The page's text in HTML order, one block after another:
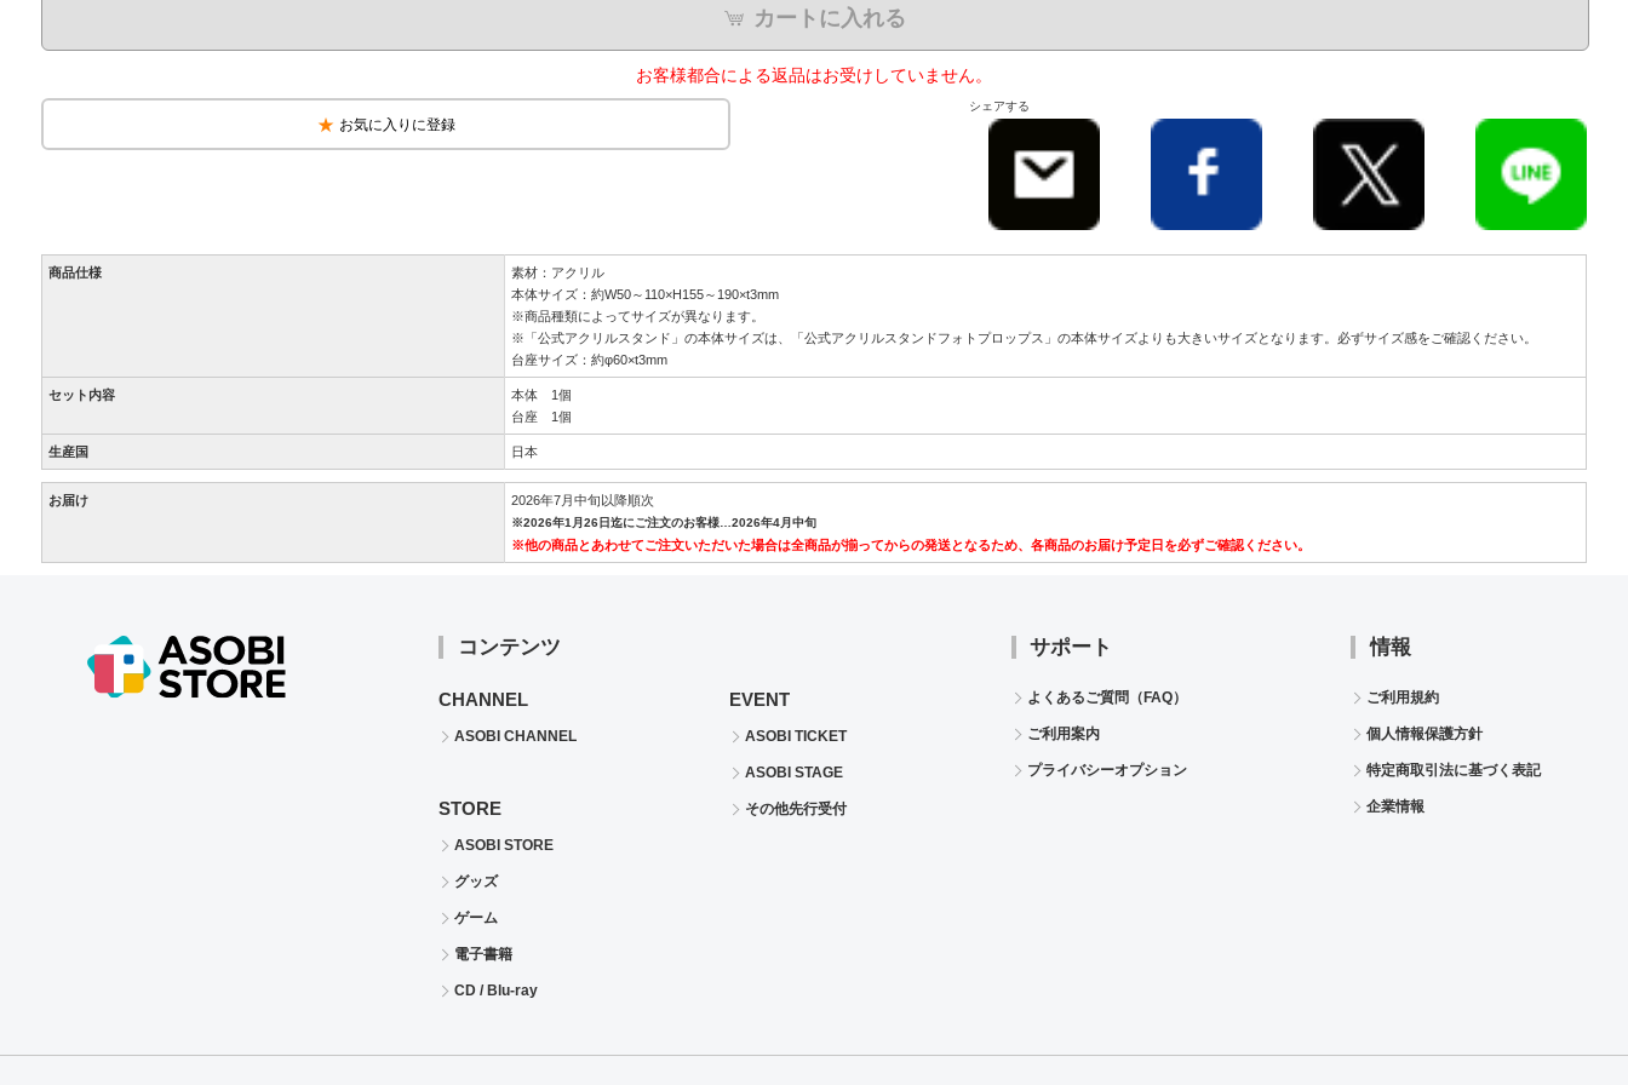
カートに入れる
お客様都合による返品はお受けしていません。
お気に入りに登録
シェアする
商品仕様
素材：アクリル
本体サイズ：約W50～110×H155～190×t3mm
※商品種類によってサイズが異なります。
※「公式アクリルスタンド」の本体サイズは、「公式アクリルスタンドフォトプロップス」の本体サイズよりも大きいサイズとなります。必ずサイズ感をご確認ください。
台座サイズ：約φ60×t3mm
セット内容
本体 1個
台座 1個
生産国 日本
お届け 2026年7月中旬以降順次
※2026年1月26日迄にご注文のお客様…2026年4月中旬
※他の商品とあわせてご注文いただいた場合は全商品が揃ってからの発送となるため、各商品のお届け予定日を必ずご確認ください。
コンテンツ
CHANNEL
ASOBI CHANNEL
STORE
ASOBI STORE
グッズ
ゲーム
電子書籍
CD / Blu-ray
EVENT
ASOBI TICKET
ASOBI STAGE
その他先行受付
サポート
よくあるご質問（FAQ）
ご利用案内
プライバシーオプション
情報
ご利用規約
個人情報保護方針
特定商取引法に基づく表記
企業情報